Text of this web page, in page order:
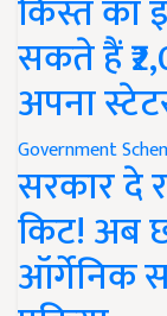
किस्त का
सकते हैं
अपना
Government
सरकार दे
किट! अब
ऑर्गेनिक